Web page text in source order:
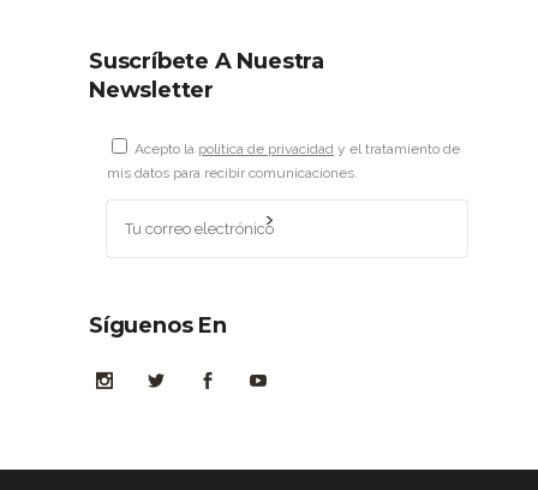
Suscríbete A Nuestra
Newsletter
Acepto la política de privacidad y el tratamiento de
mis datos para recibir comunicaciones.
Síguenos En